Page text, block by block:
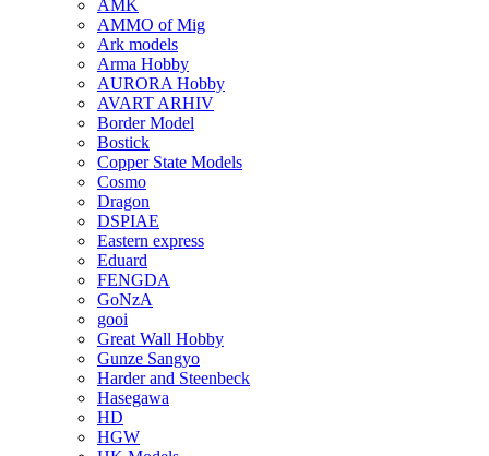
AMK
AMMO of Mig
Ark models
Arma Hobby
AURORA Hobby
AVART ARHIV
Border Model
Bostick
Copper State Models
Cosmo
Dragon
DSPIAE
Eastern express
Eduard
FENGDA
GoNzA
gooi
Great Wall Hobby
Gunze Sangyo
Harder and Steenbeck
Hasegawa
HD
HGW